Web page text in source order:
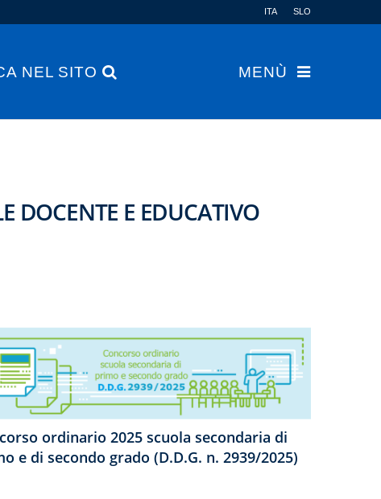
ITA SLO
NEL SITO MENÙ
DOCENTE E EDUCATIVO
ordinario 2025 scuola secondaria di
e di secondo grado (D.D.G. n. 2939/2025)